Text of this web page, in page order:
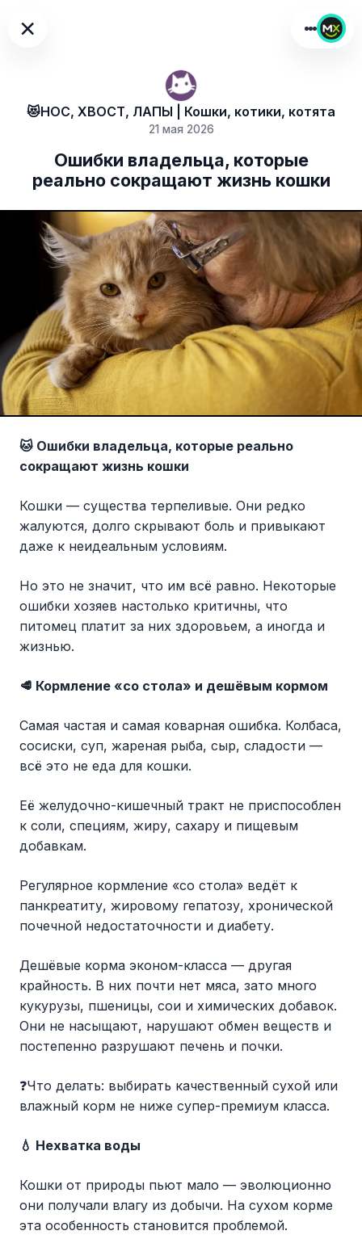
×
😻НОС, ХВОСТ, ЛАПЫ | Кошки, котики, котята
21 мая 2026
Ошибки владельца, которые
реально сокращают жизнь кошки
🐱 Ошибки владельца, которые реально
сокращают жизнь кошки
Кошки — существа терпеливые. Они редко
жалуются, долго скрывают боль и привыкают
даже к неидеальным условиям.
Но это не значит, что им всё равно. Некоторые
ошибки хозяев настолько критичны, что
питомец платит за них здоровьем, а иногда и
жизнью.
🥩 Кормление «со стола» и дешёвым кормом
Самая частая и самая коварная ошибка. Колбаса,
сосиски, суп, жареная рыба, сыр, сладости —
всё это не еда для кошки.
Её желудочно-кишечный тракт не приспособлен
к соли, специям, жиру, сахару и пищевым
добавкам.
Регулярное кормление «со стола» ведёт к
панкреатиту, жировому гепатозу, хронической
почечной недостаточности и диабету.
Дешёвые корма эконом-класса — другая
крайность. В них почти нет мяса, зато много
кукурузы, пшеницы, сои и химических добавок.
Они не насыщают, нарушают обмен веществ и
постепенно разрушают печень и почки.
❓Что делать: выбирать качественный сухой или
влажный корм не ниже супер-премиум класса.
💧 Нехватка воды
Кошки от природы пьют мало — эволюционно
они получали влагу из добычи. На сухом корме
эта особенность становится проблемой.